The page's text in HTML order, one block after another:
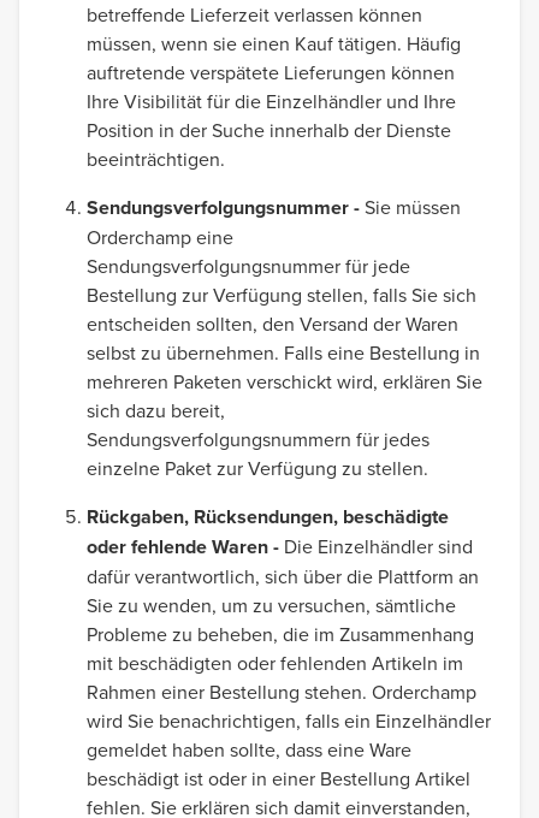
betreffende Lieferzeit verlassen können
müssen, wenn sie einen Kauf tätigen. Häufig
auftretende verspätete Lieferungen können
Ihre Visibilität für die Einzelhändler und Ihre
Position in der Suche innerhalb der Dienste
beeinträchtigen.
Sendungsverfolgungsnummer -Sie müssen
Orderchamp eine
Sendungsverfolgungsnummer für jede
Bestellung zur Verfügung stellen, falls Sie sich
entscheiden sollten, den Versand der Waren
selbst zu übernehmen. Falls eine Bestellung in
mehreren Paketen verschickt wird, erklären Sie
sich dazu bereit,
Sendungsverfolgungsnummern für jedes
einzelne Paket zur Verfügung zu stellen.
Rückgaben, Rücksendungen, beschädigte
oder fehlende Waren - Die Einzelhändler sind
dafür verantwortlich, sich über die Plattform an
Sie zu wenden, um zu versuchen, sämtliche
Probleme zu beheben, die im Zusammenhang
mit beschädigten oder fehlenden Artikeln im
Rahmen einer Bestellung stehen. Orderchamp
wird Sie benachrichtigen, falls ein Einzelhändler
gemeldet haben sollte, dass eine Ware
beschädigt ist oder in einer Bestellung Artikel
fehlen. Sie erklären sich damit einverstanden,